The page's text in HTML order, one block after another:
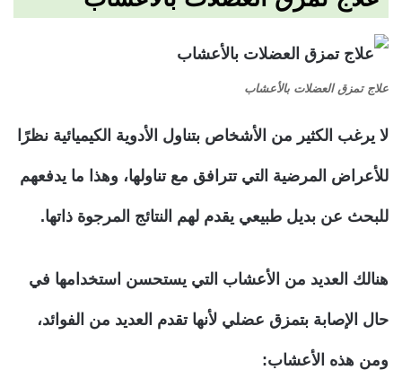
علاج تمزق العضلات بالأعشاب
لا يرغب الكثير من الأشخاص بتناول الأدوية الكيميائية نظرًا
للأعراض المرضية التي تترافق مع تناولها، وهذا ما يدفعهم
للبحث عن بديل طبيعي يقدم لهم النتائج المرجوة ذاتها.
هنالك العديد من الأعشاب التي يستحسن استخدامها في
حال الإصابة بتمزق عضلي لأنها تقدم العديد من الفوائد،
ومن هذه الأعشاب: